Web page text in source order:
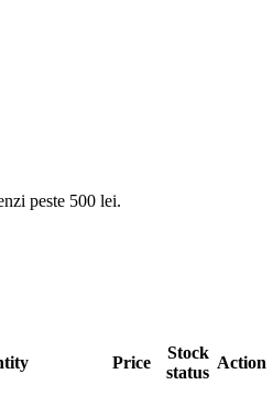
peste 500 lei.
Price
Stock
status
Action